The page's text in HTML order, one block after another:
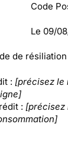
Code
Le 09/
de
: [précisez le
: [précisez